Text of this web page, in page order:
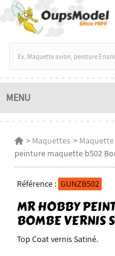
MENU
> Maquettes >
peinture maquette b502
Référence : GUNZB502
MR HOBBY
BOMBE VERNIS
Top Coat vernis Satiné.